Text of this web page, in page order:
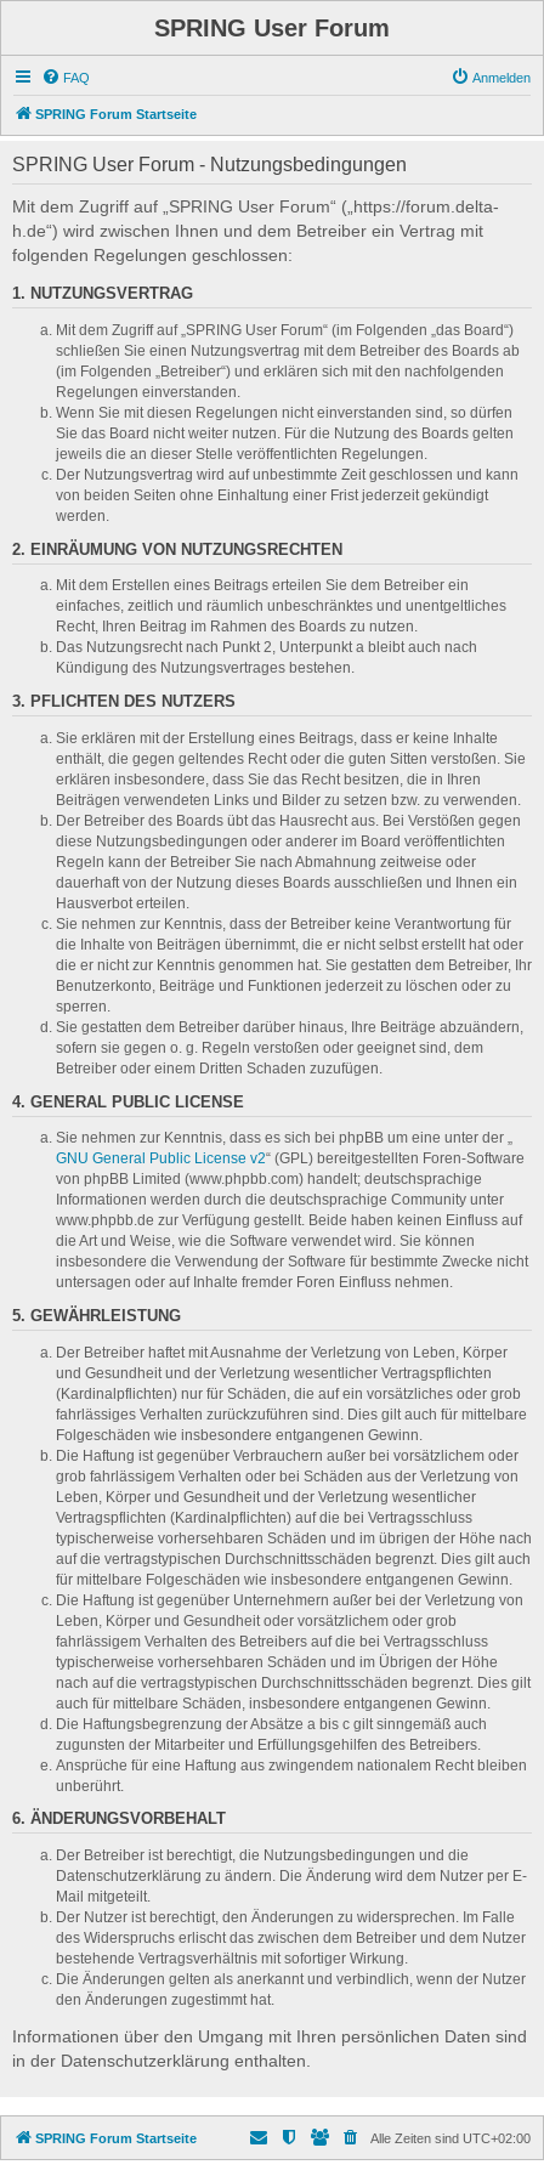
SPRING User Forum
FAQ Anmelden
SPRING Forum Startseite
SPRING User Forum - Nutzungsbedingungen
Mit dem Zugriff auf „SPRING User Forum“ („https://forum.delta-
h.de“) wird zwischen Ihnen und dem Betreiber ein Vertrag mit
folgenden Regelungen geschlossen:
1. NUTZUNGSVERTRAG
Mit dem Zugriff auf „SPRING User Forum“ (im Folgenden „das Board“)
schließen Sie einen Nutzungsvertrag mit dem Betreiber des Boards ab
(im Folgenden „Betreiber“) und erklären sich mit den nachfolgenden
Regelungen einverstanden.
Wenn Sie mit diesen Regelungen nicht einverstanden sind, so dürfen
Sie das Board nicht weiter nutzen. Für die Nutzung des Boards gelten
jeweils die an dieser Stelle veröffentlichten Regelungen.
Der Nutzungsvertrag wird auf unbestimmte Zeit geschlossen und kann
von beiden Seiten ohne Einhaltung einer Frist jederzeit gekündigt
werden.
2. EINRÄUMUNG VON NUTZUNGSRECHTEN
Mit dem Erstellen eines Beitrags erteilen Sie dem Betreiber ein
einfaches, zeitlich und räumlich unbeschränktes und unentgeltliches
Recht, Ihren Beitrag im Rahmen des Boards zu nutzen.
Das Nutzungsrecht nach Punkt 2, Unterpunkt a bleibt auch nach
Kündigung des Nutzungsvertrages bestehen.
3. PFLICHTEN DES NUTZERS
Sie erklären mit der Erstellung eines Beitrags, dass er keine Inhalte
enthält, die gegen geltendes Recht oder die guten Sitten verstoßen. Sie
erklären insbesondere, dass Sie das Recht besitzen, die in Ihren
Beiträgen verwendeten Links und Bilder zu setzen bzw. zu verwenden.
Der Betreiber des Boards übt das Hausrecht aus. Bei Verstößen gegen
diese Nutzungsbedingungen oder anderer im Board veröffentlichten
Regeln kann der Betreiber Sie nach Abmahnung zeitweise oder
dauerhaft von der Nutzung dieses Boards ausschließen und Ihnen ein
Hausverbot erteilen.
Sie nehmen zur Kenntnis, dass der Betreiber keine Verantwortung für
die Inhalte von Beiträgen übernimmt, die er nicht selbst erstellt hat oder
die er nicht zur Kenntnis genommen hat. Sie gestatten dem Betreiber, Ihr
Benutzerkonto, Beiträge und Funktionen jederzeit zu löschen oder zu
sperren.
Sie gestatten dem Betreiber darüber hinaus, Ihre Beiträge abzuändern,
sofern sie gegen o. g. Regeln verstoßen oder geeignet sind, dem
Betreiber oder einem Dritten Schaden zuzufügen.
4. GENERAL PUBLIC LICENSE
Sie nehmen zur Kenntnis, dass es sich bei phpBB um eine unter der „
GNU General Public License v2“ (GPL) bereitgestellten Foren-Software
von phpBB Limited (www.phpbb.com) handelt; deutschsprachige
Informationen werden durch die deutschsprachige Community unter
www.phpbb.de zur Verfügung gestellt. Beide haben keinen Einfluss auf
die Art und Weise, wie die Software verwendet wird. Sie können
insbesondere die Verwendung der Software für bestimmte Zwecke nicht
untersagen oder auf Inhalte fremder Foren Einfluss nehmen.
5. GEWÄHRLEISTUNG
Der Betreiber haftet mit Ausnahme der Verletzung von Leben, Körper
und Gesundheit und der Verletzung wesentlicher Vertragspflichten
(Kardinalpflichten) nur für Schäden, die auf ein vorsätzliches oder grob
fahrlässiges Verhalten zurückzuführen sind. Dies gilt auch für mittelbare
Folgeschäden wie insbesondere entgangenen Gewinn.
Die Haftung ist gegenüber Verbrauchern außer bei vorsätzlichem oder
grob fahrlässigem Verhalten oder bei Schäden aus der Verletzung von
Leben, Körper und Gesundheit und der Verletzung wesentlicher
Vertragspflichten (Kardinalpflichten) auf die bei Vertragsschluss
typischerweise vorhersehbaren Schäden und im übrigen der Höhe nach
auf die vertragstypischen Durchschnittsschäden begrenzt. Dies gilt auch
für mittelbare Folgeschäden wie insbesondere entgangenen Gewinn.
Die Haftung ist gegenüber Unternehmern außer bei der Verletzung von
Leben, Körper und Gesundheit oder vorsätzlichem oder grob
fahrlässigem Verhalten des Betreibers auf die bei Vertragsschluss
typischerweise vorhersehbaren Schäden und im Übrigen der Höhe
nach auf die vertragstypischen Durchschnittsschäden begrenzt. Dies gilt
auch für mittelbare Schäden, insbesondere entgangenen Gewinn.
Die Haftungsbegrenzung der Absätze a bis c gilt sinngemäß auch
zugunsten der Mitarbeiter und Erfüllungsgehilfen des Betreibers.
Ansprüche für eine Haftung aus zwingendem nationalem Recht bleiben
unberührt.
6. ÄNDERUNGSVORBEHALT
Der Betreiber ist berechtigt, die Nutzungsbedingungen und die
Datenschutzerklärung zu ändern. Die Änderung wird dem Nutzer per E-
Mail mitgeteilt.
Der Nutzer ist berechtigt, den Änderungen zu widersprechen. Im Falle
des Widerspruchs erlischt das zwischen dem Betreiber und dem Nutzer
bestehende Vertragsverhältnis mit sofortiger Wirkung.
Die Änderungen gelten als anerkannt und verbindlich, wenn der Nutzer
den Änderungen zugestimmt hat.
Informationen über den Umgang mit Ihren persönlichen Daten sind
in der Datenschutzerklärung enthalten.
SPRING Forum Startseite Alle Zeiten sind UTC+02:00